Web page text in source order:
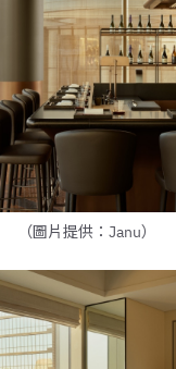
（圖片提供：Janu）